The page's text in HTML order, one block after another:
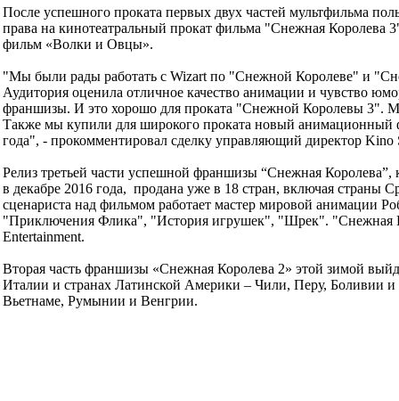
После успешного проката первых двух частей мультфильма
права на кинотеатральный прокат фильма "Снежная
фильм «Волки и Овцы».
"Мы были рады работать с Wizart по "Снежной Королеве" и
Аудитория оценила отличное качество анимации и чувство
франшизы. И это хорошо для проката "Снежной Королевы 3".
Также мы купили для широкого проката новый
года", - прокомментировал сделку управляющий директор
Релиз третьей части успешной франшизы “Снежная
в декабре 2016 года, продана уже в 18 стран, включая
сценариста над фильмом работает мастер мировой анимации
"Приключения Флика", "История игрушек", "Шрек". "Снежная
Entertainment.
Вторая часть франшизы «Снежная Королева 2» этой зимой
Италии и странах Латинской Америки – Чили, Перу, Боливии
Вьетнаме, Румынии и Венгрии.